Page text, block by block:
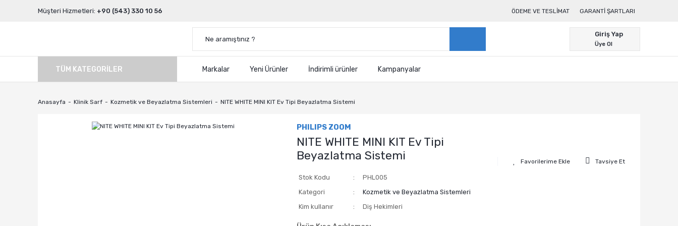
Müşteri Hizmetleri: +90 (543) 330 10 56 ÖDEME VE TESLIMAT GARANTI ŞARTLARI
Giriş Yap
Üye Ol
TÜM KATEGORILER Markalar Yeni Ürünler İndirimli ürünler Kampanyalar
Anasayfa Klinik Sarf Kozmetik ve Beyazlatma Sistemleri NITE WHITE MINI KIT Ev Tipi Beyazlatma Sistemi
PHILIPS ZOOM
NITE WHITE MINI KIT Ev Tipi
Beyazlatma Sistemi
Stok Kodu
PHL005
Kategori
Kozmetik ve Beyazlatma Sistemleri
Kim kullanır
Diş Hekimleri
Tavsiye Et